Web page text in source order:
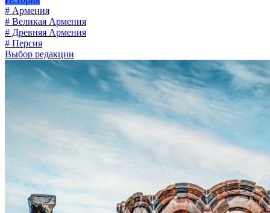
# Армения
# Великая Армения
# Древняя Армения
# Персия
Выбор редакции